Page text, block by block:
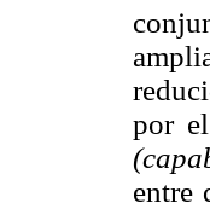
por
entre